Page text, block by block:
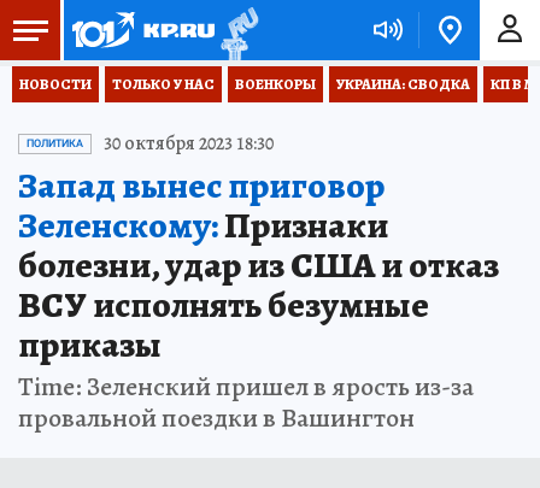
НОВОСТИ ТОЛЬКО У НАС ВОЕНКОРЫ УКРАИНА: СВОДКА КП В
ПОЛИТИКА 30 октября 2023 18:30
Запад вынес приговор
Зеленскому:Признаки
болезни, удар из США и отказ
ВСУ исполнять безумные
приказы
Time: Зеленский пришел в ярость из-за
провальной поездки в Вашингтон